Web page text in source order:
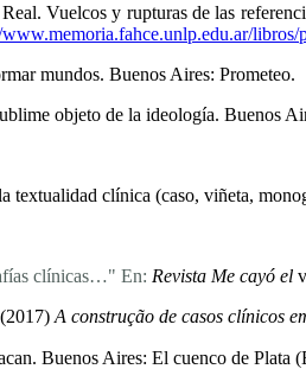
Vuelcos y rupturas de las
libros/
mundos. Buenos Aires: Prometeo.
objeto de la ideología. Buenos
textualidad clínica (caso, viñeta,
clínicas…" En: Revista Me cayó el
A construção de casos clínicos
Buenos Aires: El cuenco de Plata